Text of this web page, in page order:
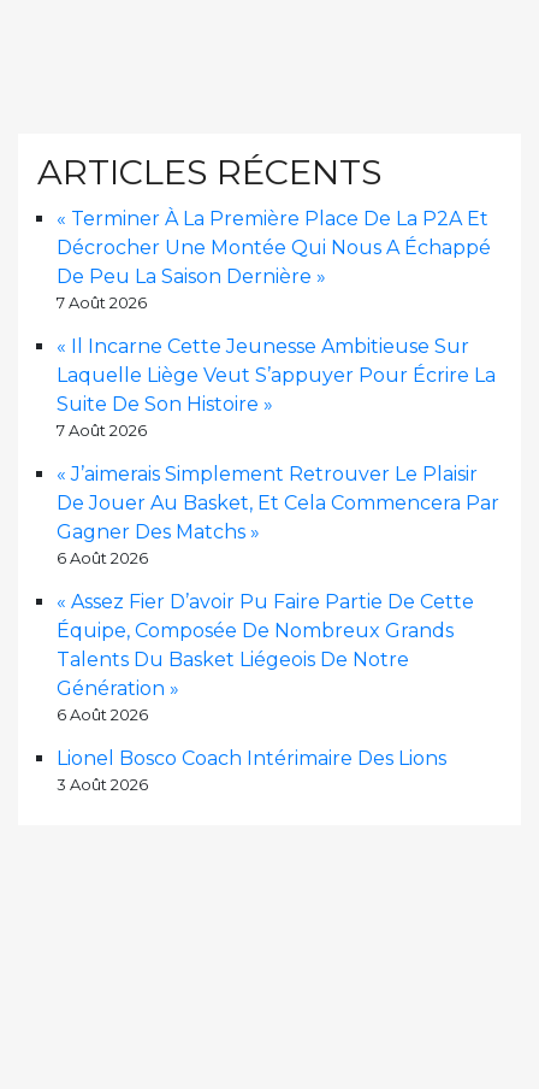
ARTICLES RÉCENTS
« Terminer À La Première Place De La P2A Et
Décrocher Une Montée Qui Nous A Échappé
De Peu La Saison Dernière »
7 Août 2026
« Il Incarne Cette Jeunesse Ambitieuse Sur
Laquelle Liège Veut S’appuyer Pour Écrire La
Suite De Son Histoire »
7 Août 2026
« J’aimerais Simplement Retrouver Le Plaisir
De Jouer Au Basket, Et Cela Commencera Par
Gagner Des Matchs »
6 Août 2026
« Assez Fier D’avoir Pu Faire Partie De Cette
Équipe, Composée De Nombreux Grands
Talents Du Basket Liégeois De Notre
Génération »
6 Août 2026
Lionel Bosco Coach Intérimaire Des Lions
3 Août 2026